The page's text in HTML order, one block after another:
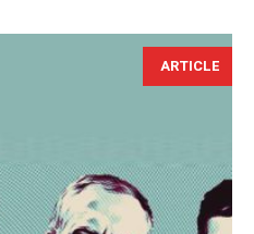
ARTICLE